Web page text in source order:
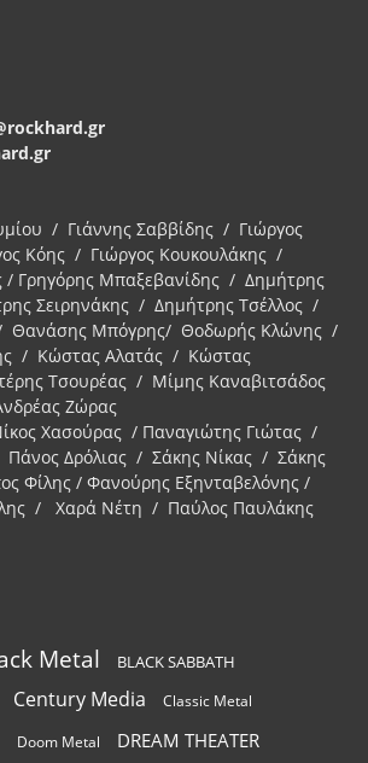
/ Γιάννης Σαββίδης / Γιώργος
Κόης / Γιώργος Κουκουλάκης /
/ Γρηγόρης Μπαξεβανίδης / Δημήτρης
Σειρηνάκης / Δημήτρης Τσέλλος /
Θανάσης Μπόγρης/ Θοδωρής Κλώνης /
/ Κώστας Αλατάς / Κώστας
Τσουρέας / Μίμης Καναβιτσάδος
Ζώρας
Χασούρας / Παναγιώτης Γιώτας /
Δρόλιας / Σάκης Νίκας / Σάκης
Φίλης / Φανούρης Εξηνταβελόνης /
/ Χαρά Νέτη / Παύλος Παυλάκης
Metal BLACK SABBATH
Century Media Classic Metal
Doom Metal DREAM THEATER